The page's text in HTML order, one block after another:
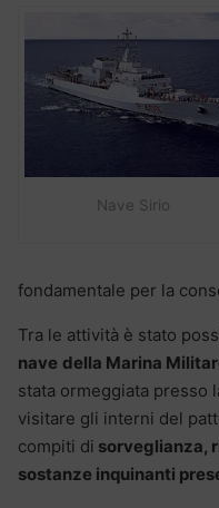
Nave Sirio
fondamentale per la
Tra le attività è stato
nave della Marina
stata ormeggiata presso
visitare gli interni del
compiti di sorveglianza,
sostanze inquinanti